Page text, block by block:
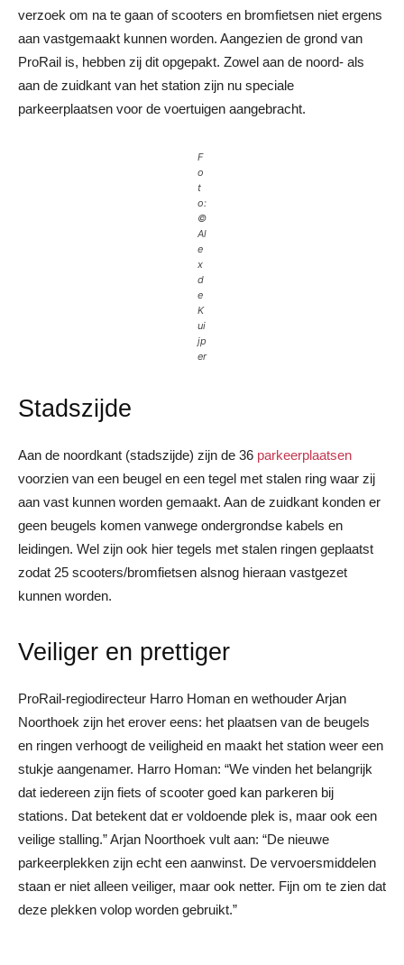
verzoek om na te gaan of scooters en bromfietsen niet ergens
aan vastgemaakt kunnen worden. Aangezien de grond van
ProRail is, hebben zij dit opgepakt. Zowel aan de noord- als
aan de zuidkant van het station zijn nu speciale
parkeerplaatsen voor de voertuigen aangebracht.
F
o
t
o:
©
Al
e
x
d
e
K
ui
jp
er
Stadszijde
Aan de noordkant (stadszijde) zijn de 36 parkeerplaatsen
voorzien van een beugel en een tegel met stalen ring waar zij
aan vast kunnen worden gemaakt. Aan de zuidkant konden er
geen beugels komen vanwege ondergrondse kabels en
leidingen. Wel zijn ook hier tegels met stalen ringen geplaatst
zodat 25 scooters/bromfietsen alsnog hieraan vastgezet
kunnen worden.
Veiliger en prettiger
ProRail-regiodirecteur Harro Homan en wethouder Arjan
Noorthoek zijn het erover eens: het plaatsen van de beugels
en ringen verhoogt de veiligheid en maakt het station weer een
stukje aangenamer. Harro Homan: “We vinden het belangrijk
dat iedereen zijn fiets of scooter goed kan parkeren bij
stations. Dat betekent dat er voldoende plek is, maar ook een
veilige stalling.” Arjan Noorthoek vult aan: “De nieuwe
parkeerplekken zijn echt een aanwinst. De vervoersmiddelen
staan er niet alleen veiliger, maar ook netter. Fijn om te zien dat
deze plekken volop worden gebruikt.”